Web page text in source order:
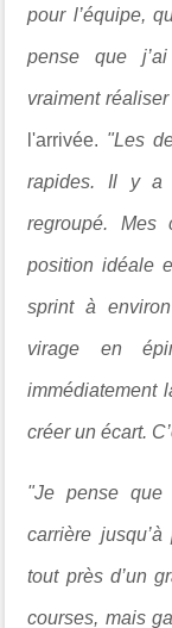
pour l’équipe,
pense que
vraiment
l'arrivée. "Les
rapides. Il y a
regroupé. Mes
position idéale
sprint à
virage en
immédiatement
créer un écart.
"Je pense que
carrière jusqu’à
tout près d’un
courses, mais